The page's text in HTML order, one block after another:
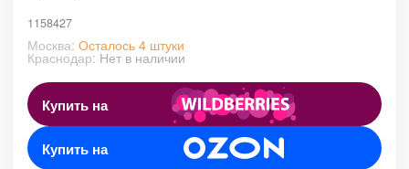
1158427
Москва: Осталось 4 штуки
Краснодар: Нет в наличии
Купить на
Купить на